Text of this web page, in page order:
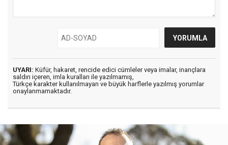
UYARI: Küfür, hakaret, rencide edici cümleler veya imalar, inançlara
saldırı içeren, imla kuralları ile yazılmamış,
Türkçe karakter kullanılmayan ve büyük harflerle yazılmış yorumlar
onaylanmamaktadır.